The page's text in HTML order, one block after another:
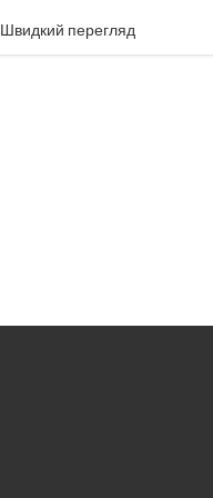
Швидкий перегляд